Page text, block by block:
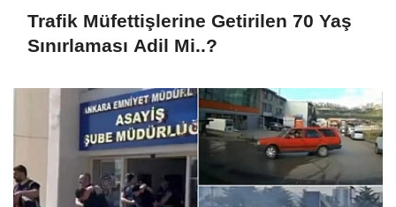
Trafik Müfettişlerine Getirilen 70 Yaş
Sınırlaması Adil Mi..?